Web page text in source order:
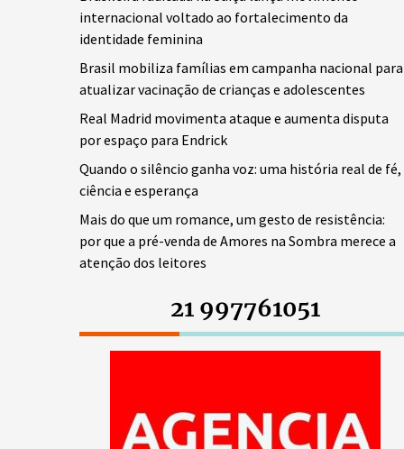
internacional voltado ao fortalecimento da
identidade feminina
Brasil mobiliza famílias em campanha nacional para
atualizar vacinação de crianças e adolescentes
Real Madrid movimenta ataque e aumenta disputa
por espaço para Endrick
Quando o silêncio ganha voz: uma história real de fé,
ciência e esperança
Mais do que um romance, um gesto de resistência:
por que a pré-venda de Amores na Sombra merece a
atenção dos leitores
21 997761051